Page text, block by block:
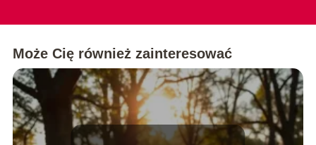
Może Cię również zainteresować